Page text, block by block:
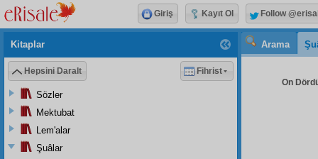
Arama
On
Kitaplar
Hepsini Daralt Fihrist
Sözler
Mektubat
Lem'alar
Şuâlar
Giriş Kayıt Ol Follow